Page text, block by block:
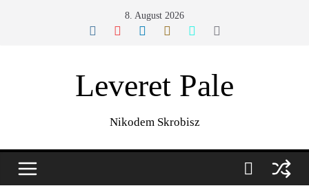
8. August 2026
Leveret Pale
Nikodem Skrobisz